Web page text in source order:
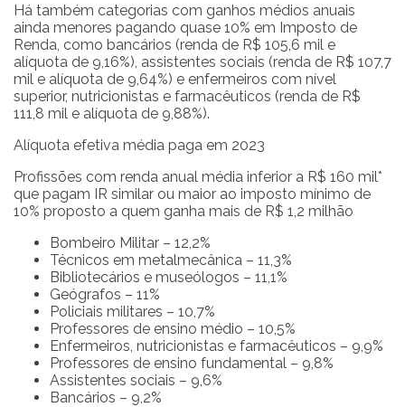
Há também categorias com ganhos médios anuais
ainda menores pagando quase 10% em Imposto de
Renda, como bancários (renda de R$ 105,6 mil e
alíquota de 9,16%), assistentes sociais (renda de R$ 107,7
mil e alíquota de 9,64%) e enfermeiros com nível
superior, nutricionistas e farmacêuticos (renda de R$
111,8 mil e alíquota de 9,88%).
Alíquota efetiva média paga em 2023
Profissões com renda anual média inferior a R$ 160 mil*
que pagam IR similar ou maior ao imposto mínimo de
10% proposto a quem ganha mais de R$ 1,2 milhão
Bombeiro Militar – 12,2%
Técnicos em metalmecânica – 11,3%
Bibliotecários e museólogos – 11,1%
Geógrafos – 11%
Policiais militares – 10,7%
Professores de ensino médio – 10,5%
Enfermeiros, nutricionistas e farmacêuticos – 9,9%
Professores de ensino fundamental – 9,8%
Assistentes sociais – 9,6%
Bancários – 9,2%